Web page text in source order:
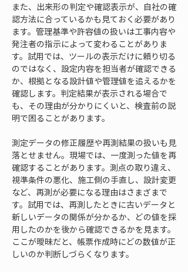
また、出来形の判定や確認表示が、自社の確
認方法に合っているかも見ておく必要があり
ます。管理基準や許容値の扱いは工事内容や
発注者の指示によって変わることがありま
す。試用では、ツールの表示だけに頼り切る
のではなく、設定内容を担当者が確認できる
か、根拠となる設計値や管理値を追えるかを
確認します。判定結果が表示される場合で
も、その理由が分かりにくいと、検査前の説
明で困ることがあります。
測定データの修正履歴や再測結果の扱いも見
落とせません。現場では、一度測った値を再
確認することがあります。測点の取り違え、
視準条件の悪化、施工側の手直し、設計変更
など、再測が必要になる理由はさまざまで
す。試用では、再測したときに古いデータと
新しいデータの関係が分かるか、どの値を採
用したのかを後から確認できるかを見ます。
ここが曖昧だと、帳票作成時にどの数値が正
しいのか判断しづらくなります。